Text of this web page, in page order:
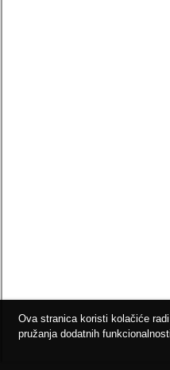
Ova stranica koristi kolačiće
pružanja dodatnih